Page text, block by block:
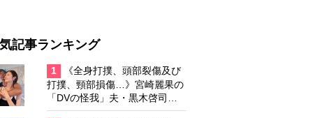
記事ランキング
1
《全身打撲、頭部裂傷及び
打撲、頸部損傷…》宮崎麗果の
「DVの怪我」夫・黒木啓司の
逮捕で始まる「夫婦の闘争」